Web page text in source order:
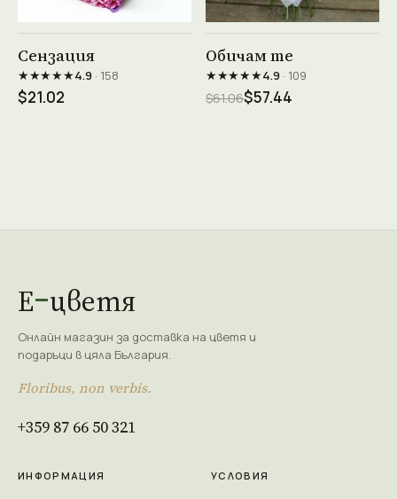
Сензация
★★★★★4.9· 158
$21.02
Обичам те
★★★★★4.9· 109
$61.06$57.44
Е цветя
Онлайн магазин за доставка на цветя и
подаръци в цяла България.
Floribus, non verbis.
+359 87 66 50 321
ИНФОРМАЦИЯ УСЛОВИЯ